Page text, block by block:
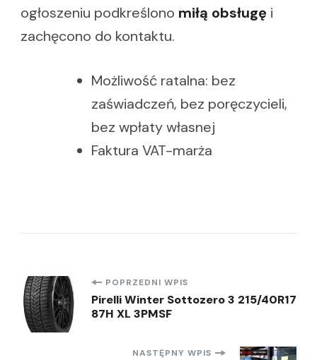
ogłoszeniu podkreślono miłą obsługę i
zachęcono do kontaktu.
Możliwość ratalna: bez
zaświadczeń, bez poręczycieli,
bez wpłaty własnej
Faktura VAT-marża
Nawigacja
wpisu
POPRZEDNI WPIS
Pirelli Winter Sottozero 3 215/40R17
87H XL 3PMSF
NASTĘPNY WPIS